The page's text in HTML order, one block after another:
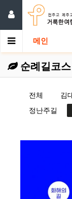
메인
순례길코
전체 김
정난주길